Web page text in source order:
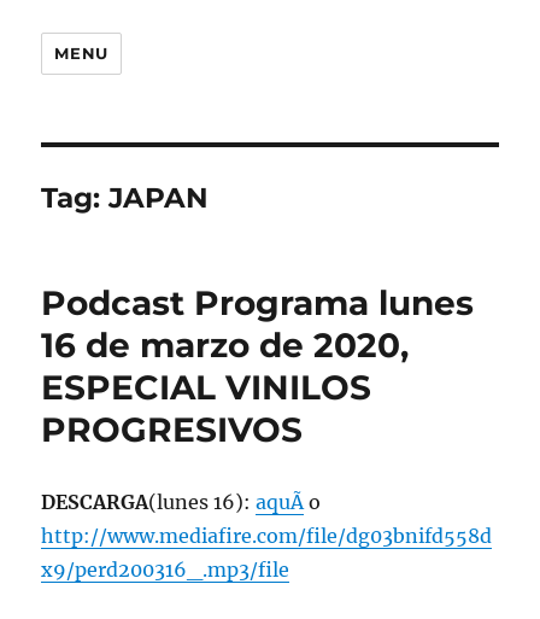
MENU
Tag:JAPAN
Podcast Programa lunes
16 de marzo de 2020,
ESPECIAL VINILOS
PROGRESIVOS
DESCARGA(lunes 16):aquÃ­o
http://www.mediafire.com/file/dg03bnifd558d
x9/perd200316_.mp3/file